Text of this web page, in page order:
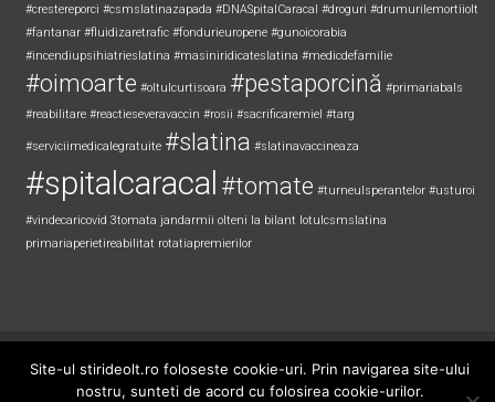
#crestereporci #csmslatinazapada #DNASpitalCaracal #droguri #drumurilemortiiolt
#fantanar #fluidizaretrafic #fondurieuropene #gunoicorabia
#incendiupsihiatrieslatina #masiniridicateslatina #medicdefamilie
#oimoarte #oltulcurtisoara #pestaporcină #primariabals
#reabilitare #reactieseveravaccin #rosii #sacrificaremiel #targ
#serviciimedicalegratuite #slatina #slatinavaccineaza
#spitalcaracal #tomate #turneulsperantelor #usturoi
#vindecaricovid 3tomata jandarmii olteni la bilant lotulcsmslatina
primariaperietireabilitat rotatiapremierilor
ThemeGrill. Powered byWordPress.
Site-ul stirideolt.ro foloseste cookie-uri. Prin navigarea site-ului
nostru, sunteti de acord cu folosirea cookie-urilor.